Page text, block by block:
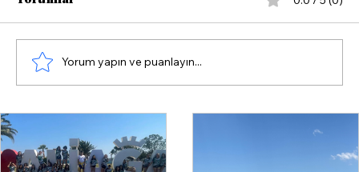
Yorum yapın ve puanlayın...